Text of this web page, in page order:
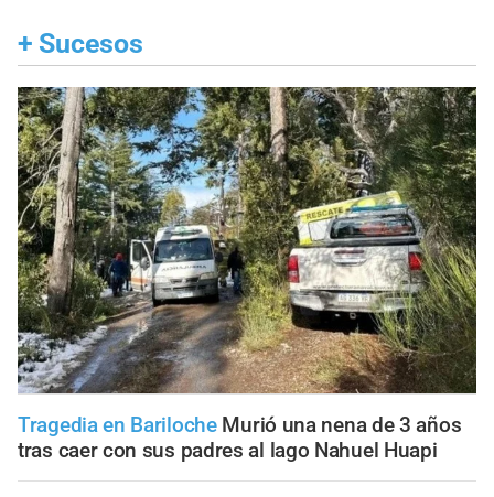
+ Sucesos
Tragedia en Bariloche Murió una nena de 3 años
tras caer con sus padres al lago Nahuel Huapi